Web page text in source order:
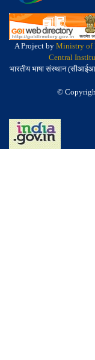
A Project by Ministry of
Central
भारतीय भाषा संस्थान
©